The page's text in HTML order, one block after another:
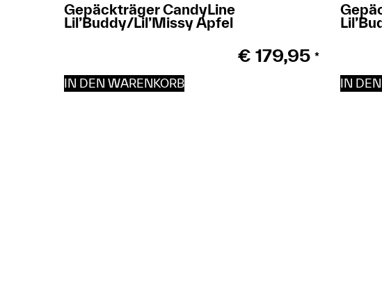
Gepäckträger CandyLine
Lil’Buddy/Lil’Missy Apfel
€ 179,95 *
IN DEN WARENKORB
IN